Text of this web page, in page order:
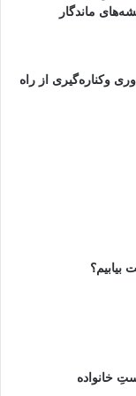
ماندگار
وکناره‌گیری از راه
بیابیم؟
خانواده